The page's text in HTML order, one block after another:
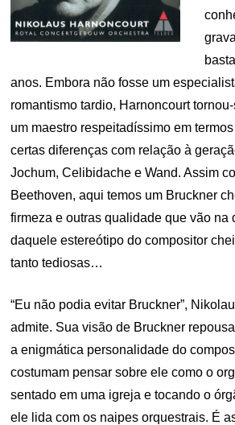
anos. Embora não fosse um
romantismo tardio, Harnoncourt
um maestro respeitadíssimo em
certas diferenças com relação à
Jochum, Celibidache e Wand. Assim
Beethoven, aqui temos um Bruckner
firmeza e outras qualidade que vão na
daquele estereótipo do compositor
tanto tediosas…
“Eu não podia evitar Bruckner”,
admite. Sua visão de Bruckner
a enigmática personalidade do
costumam pensar sobre ele como o
sentado em uma igreja e tocando o
ele lida com os naipes orquestrais. É